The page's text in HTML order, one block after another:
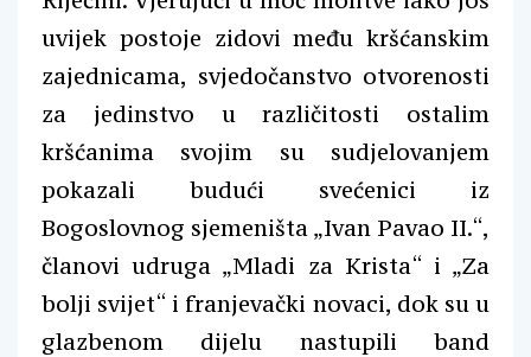
uvijek postoje zidovi među kršćanskim
zajednicama, svjedočanstvo otvorenosti
za jedinstvo u različitosti ostalim
kršćanima svojim su sudjelovanjem
pokazali budući svećenici iz
Bogoslovnog sjemeništa „Ivan Pavao II.“,
članovi udruga „Mladi za Krista“ i „Za
bolji svijet“ i franjevački novaci, dok su u
glazbenom dijelu nastupili band